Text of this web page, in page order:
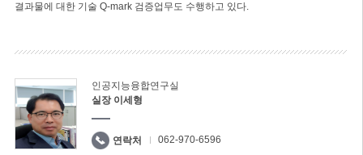
결과물에 대한 기술 Q-mark 검증업무도 수행하고 있다.
인공지능융합연구실
실장 이세형
연락처 062-970-6596